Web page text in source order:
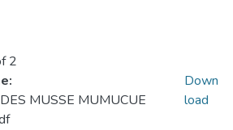
2
MUSSE MUMUCUE
Down
load